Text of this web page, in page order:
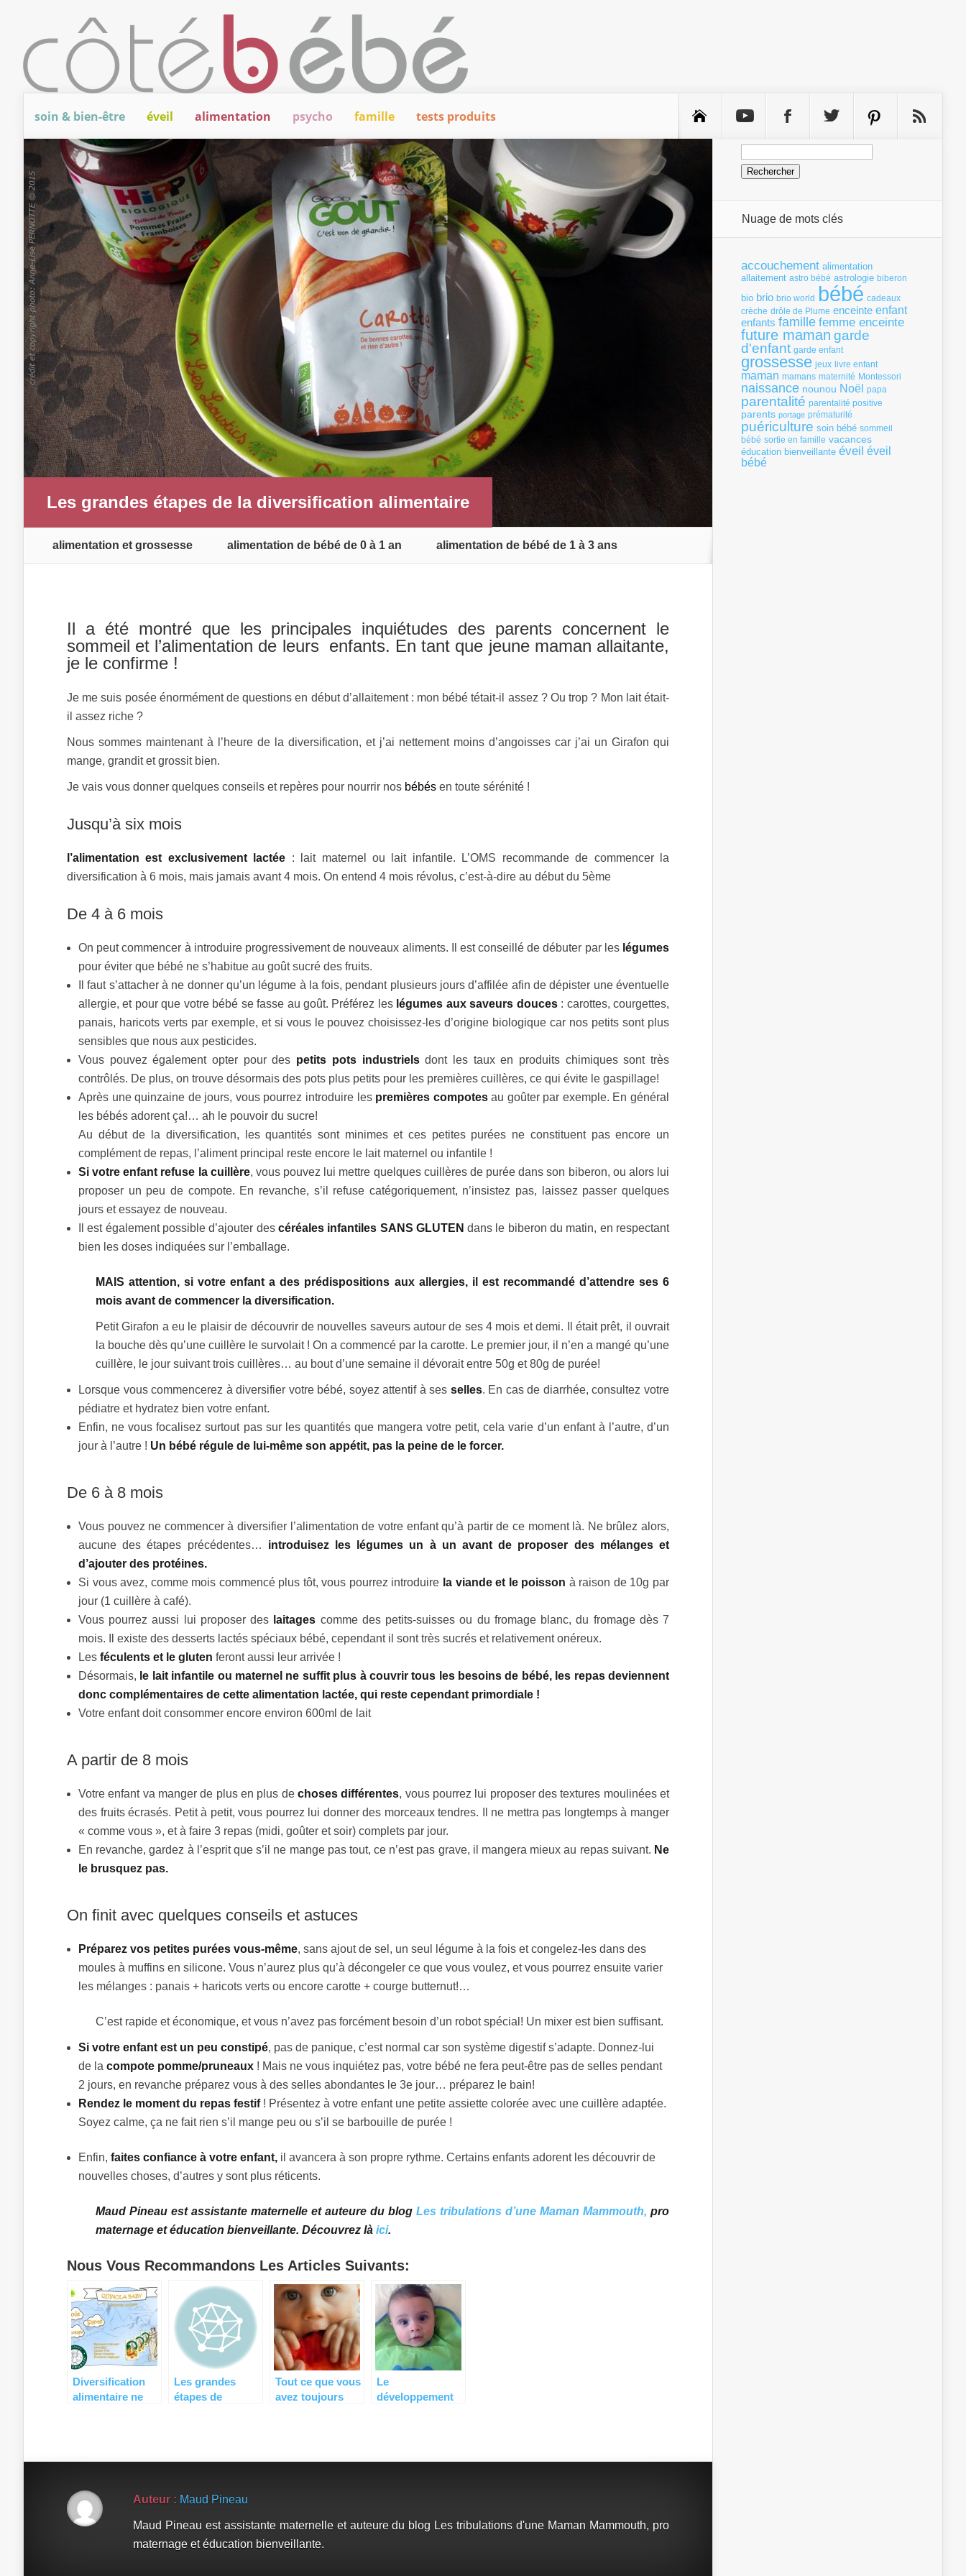
soin & bien-être éveil alimentation psycho famille tests produits
Les grandes étapes de la diversification alimentaire
alimentation et grossesse alimentation de bébé de 0 à 1 an alimentation de bébé de 1 à 3 ans
Il a été montré que les principales inquiétudes des parents concernent le
sommeil et l’alimentation de leurs enfants. En tant que jeune maman allaitante,
je le confirme !
Je me suis posée énormément de questions en début d’allaitement : mon bébé tétait-il assez ? Ou trop ? Mon lait était-
il assez riche ?
Nous sommes maintenant à l’heure de la diversification, et j’ai nettement moins d’angoisses car j’ai un Girafon qui
mange, grandit et grossit bien.
Je vais vous donner quelques conseils et repères pour nourrir nos bébés en toute sérénité !
Jusqu’à six mois
l’alimentation est exclusivement lactée : lait maternel ou lait infantile. L’OMS recommande de commencer la
diversification à 6 mois, mais jamais avant 4 mois. On entend 4 mois révolus, c’est-à-dire au début du 5ème
De 4 à 6 mois
On peut commencer à introduire progressivement de nouveaux aliments. Il est conseillé de débuter par les légumes
pour éviter que bébé ne s’habitue au goût sucré des fruits.
Il faut s’attacher à ne donner qu’un légume à la fois, pendant plusieurs jours d’affilée afin de dépister une éventuelle
allergie, et pour que votre bébé se fasse au goût. Préférez les légumes aux saveurs douces: carottes, courgettes,
panais, haricots verts par exemple, et si vous le pouvez choisissez-les d’origine biologique car nos petits sont plus
sensibles que nous aux pesticides.
Vous pouvez également opter pour des petits pots industrielsdont les taux en produits chimiques sont très
contrôlés. De plus, on trouve désormais des pots plus petits pour les premières cuillères, ce qui évite le gaspillage!
Après une quinzaine de jours, vous pourrez introduire les premières compotesau goûter par exemple. En général
les bébés adorent ça!… ah le pouvoir du sucre!
Au début de la diversification, les quantités sont minimes et ces petites purées ne constituent pas encore un
complément de repas, l’aliment principal reste encore le lait maternel ou infantile !
Si votre enfant refuse la cuillère, vous pouvez lui mettre quelques cuillères de purée dans son biberon, ou alors lui
proposer un peu de compote. En revanche, s’il refuse catégoriquement, n’insistez pas, laissez passer quelques
jours et essayez de nouveau.
Il est également possible d’ajouter des céréales infantiles SANS GLUTEN dans le biberon du matin, en respectant
bien les doses indiquées sur l’emballage.
MAIS attention, si votre enfant a des prédispositions aux allergies, il est recommandé d’attendre ses 6
mois avant de commencer la diversification.
Petit Girafon a eu le plaisir de découvrir de nouvelles saveurs autour de ses 4 mois et demi. Il était prêt, il ouvrait
la bouche dès qu’une cuillère le survolait ! On a commencé par la carotte. Le premier jour, il n’en a mangé qu’une
cuillère, le jour suivant trois cuillères… au bout d’une semaine il dévorait entre 50g et 80g de purée!
Lorsque vous commencerez à diversifier votre bébé, soyez attentif à ses selles. En cas de diarrhée, consultez votre
pédiatre et hydratez bien votre enfant.
Enfin, ne vous focalisez surtout pas sur les quantités que mangera votre petit, cela varie d’un enfant à l’autre, d’un
jour à l’autre ! Un bébé régule de lui-même son appétit, pas la peine de le forcer.
De 6 à 8 mois
Vous pouvez ne commencer à diversifier l’alimentation de votre enfant qu’à partir de ce moment là. Ne brûlez alors,
aucune des étapes précédentes… introduisez les légumes un à un avant de proposer des mélanges et
d’ajouter des protéines.
Si vous avez, comme mois commencé plus tôt, vous pourrez introduire la viande et le poisson à raison de 10g par
jour (1 cuillère à café).
Vous pourrez aussi lui proposer des laitages comme des petits-suisses ou du fromage blanc, du fromage dès 7
mois. Il existe des desserts lactés spéciaux bébé, cependant il sont très sucrés et relativement onéreux.
Les féculents et le gluten feront aussi leur arrivée !
Désormais, le lait infantile ou maternel ne suffit plus à couvrir tous les besoins de bébé, les repas deviennent
donc complémentaires de cette alimentation lactée, qui reste cependant primordiale !
Votre enfant doit consommer encore environ 600ml de lait
A partir de 8 mois
Votre enfant va manger de plus en plus dechoses différentes, vous pourrez lui proposer des textures moulinées et
des fruits écrasés. Petit à petit, vous pourrez lui donner des morceaux tendres. Il ne mettra pas longtemps à manger
« comme vous », et à faire 3 repas (midi, goûter et soir) complets par jour.
En revanche, gardez à l’esprit que s’il ne mange pas tout, ce n’est pas grave, il mangera mieux au repas suivant. Ne
le brusquez pas.
On finit avec quelques conseils et astuces
Préparez vos petites purées vous-même, sans ajout de sel, un seul légume à la fois et congelez-les dans des
moules à muffins en silicone. Vous n’aurez plus qu’à décongeler ce que vous voulez, et vous pourrez ensuite varier
les mélanges : panais + haricots verts ou encore carotte + courge butternut!…
C’est rapide et économique, et vous n’avez pas forcément besoin d’un robot spécial! Un mixer est bien suffisant.
Si votre enfant est un peu constipé, pas de panique, c’est normal car son système digestif s’adapte. Donnez-lui
de la compote pomme/pruneaux ! Mais ne vous inquiétez pas, votre bébé ne fera peut-être pas de selles pendant
2 jours, en revanche préparez vous à des selles abondantes le 3e jour… préparez le bain!
Rendez le moment du repas festif ! Présentez à votre enfant une petite assiette colorée avec une cuillère adaptée.
Soyez calme, ça ne fait rien s’il mange peu ou s’il se barbouille de purée !
Enfin, faites confiance à votre enfant, il avancera à son propre rythme. Certains enfants adorent les découvrir de
nouvelles choses, d’autres y sont plus réticents.
Maud Pineau est assistante maternelle et auteure du blog Les tribulations d’une Maman Mammouth, pro
maternage et éducation bienveillante. Découvrez là ici.
Nous Vous Recommandons Les Articles Suivants:
Diversification
alimentaire ne
Les grandes
étapes de
Tout ce que vous
avez toujours
Le
développement
Auteur : Maud Pineau
Maud Pineau est assistante maternelle et auteure du blog Les tribulations d'une Maman Mammouth, pro
maternage et éducation bienveillante.
Rechercher :
Nuage de mots clés
accouchement alimentation
allaitement astro bébé astrologie biberon
bio brio brio world bébé cadeaux
crèche drôle de Plume enceinte enfant
enfants famille femme enceinte
future maman garde
d'enfant garde enfant
grossesse jeux livre enfant
maman mamans maternité Montessori
naissance nounou Noël papa
parentalité parentalité positive
parents portage prématurité
puériculture soin bébé sommeil
bébé sortie en famille vacances
éducation bienveillante éveil éveil
bébé